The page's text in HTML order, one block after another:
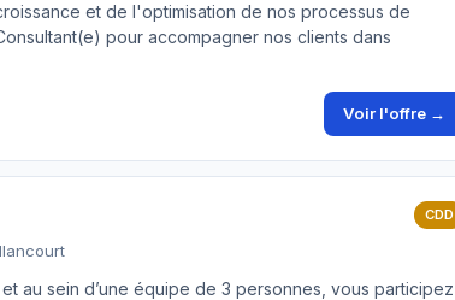
et de l'optimisation de nos processus de
pour accompagner nos clients dans
Voir l'offre →
CDD
au sein d’une équipe de 3 personnes, vous participez